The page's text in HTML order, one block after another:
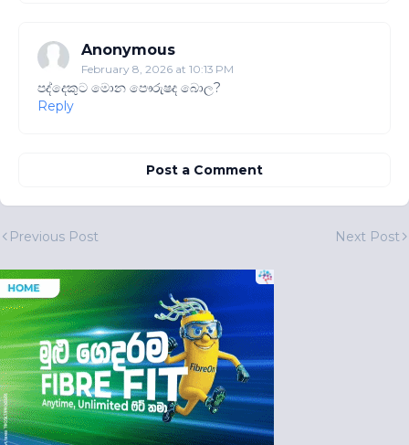
Anonymous
February 8, 2026 at 10:13 PM
පද්දෙකුට මොන පෞරුෂද බොල?
Reply
Post a Comment
Previous Post Next Post